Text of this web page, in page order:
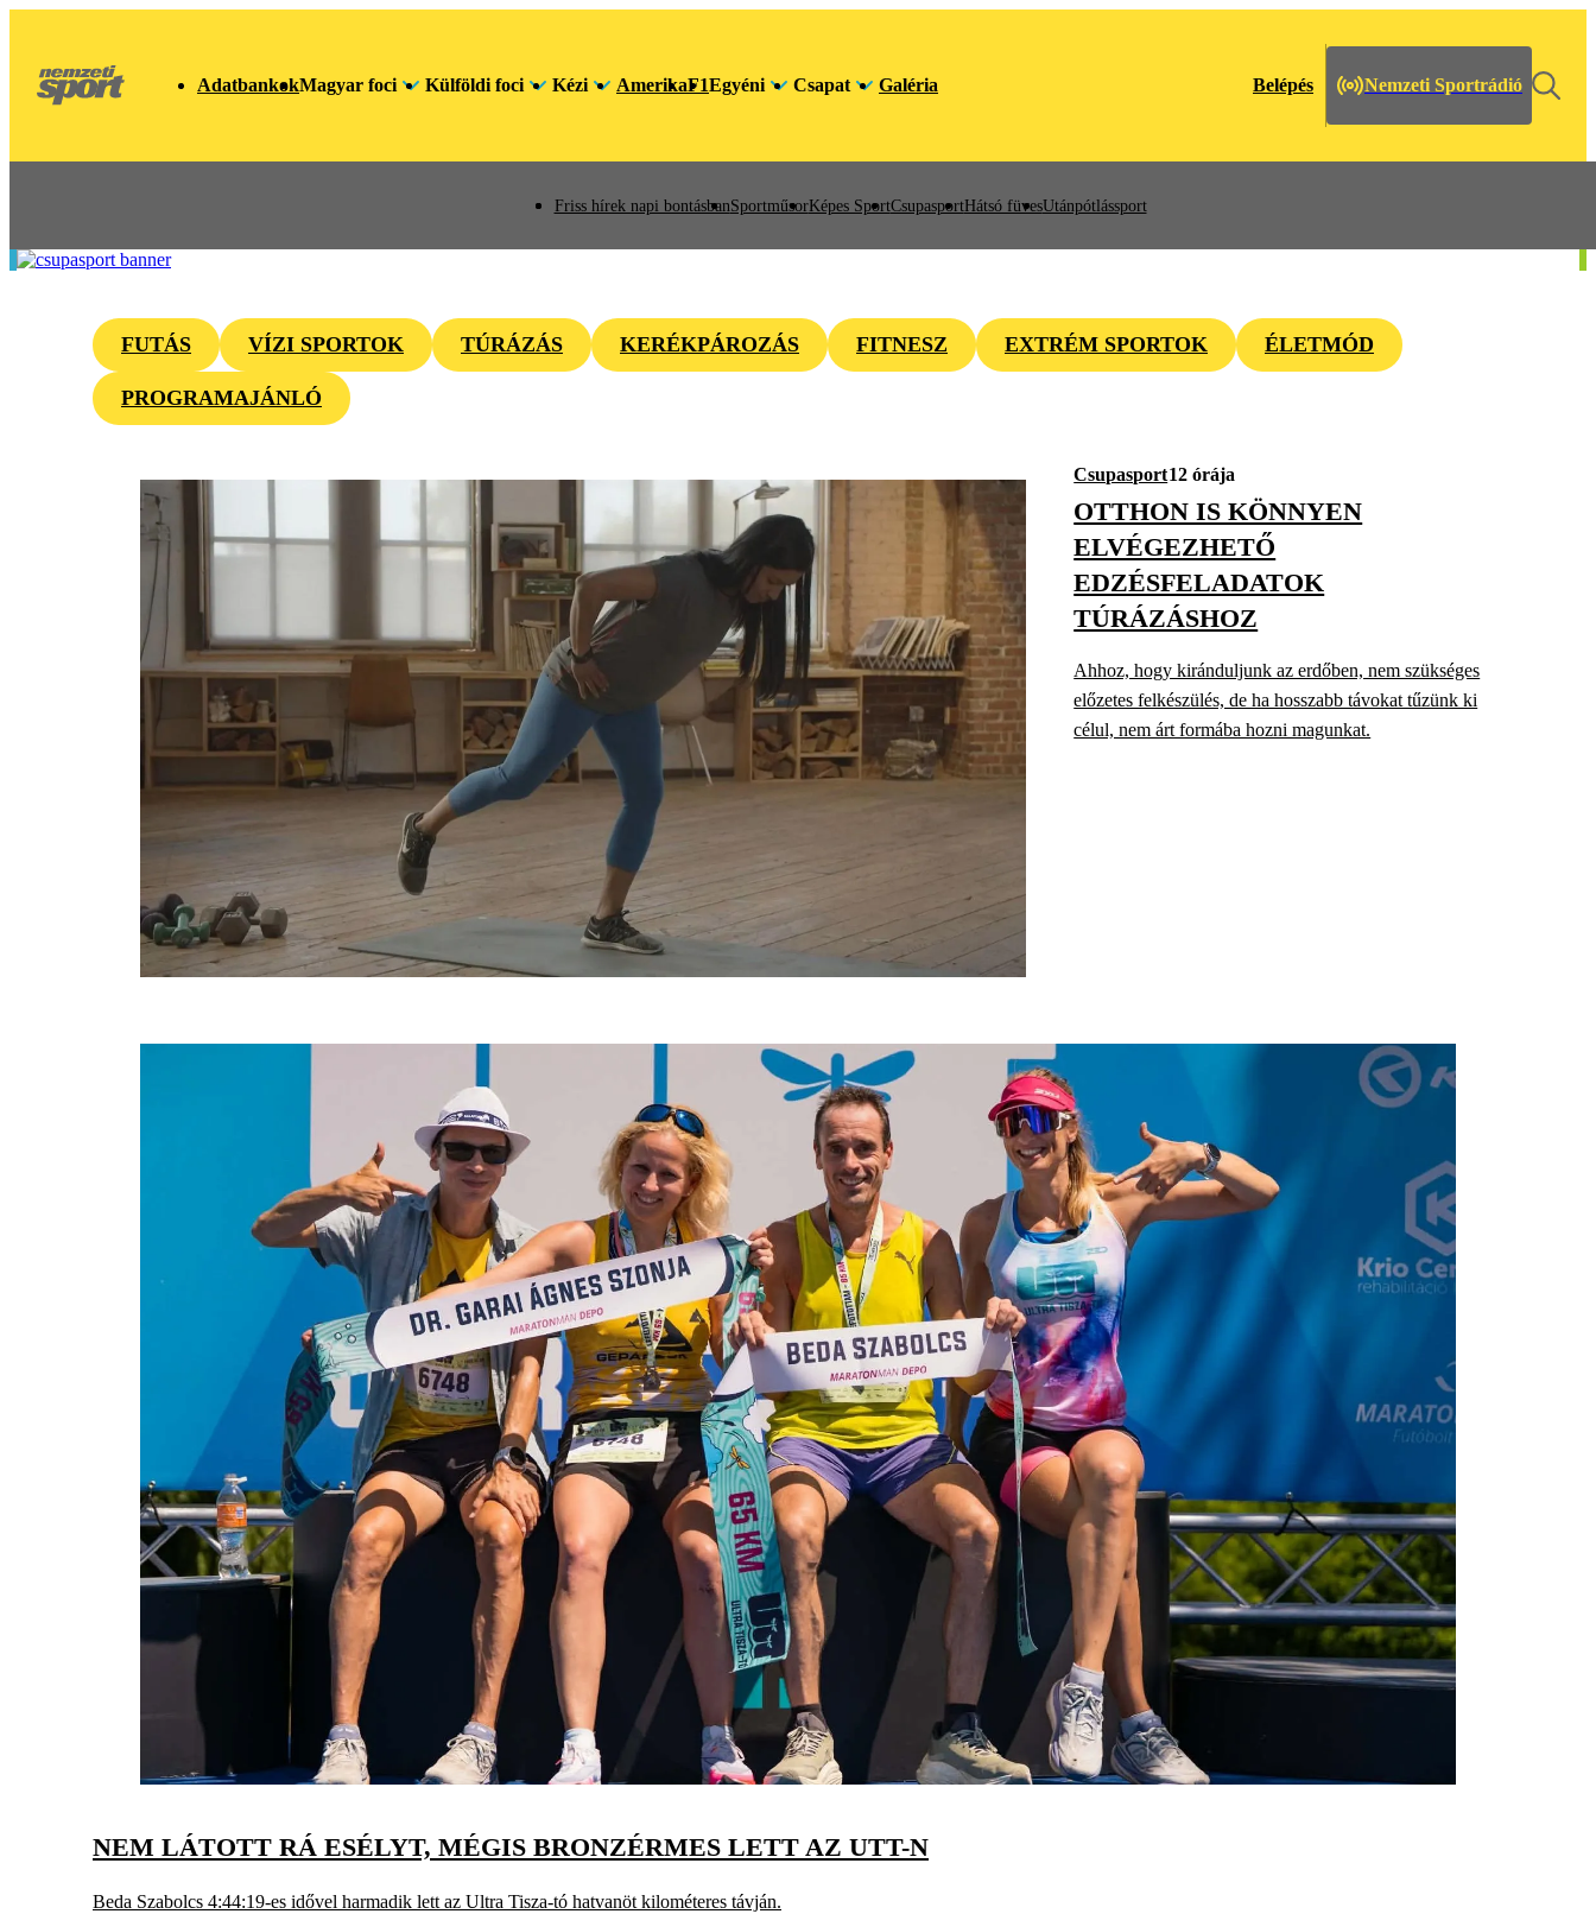
AdatbankokMagyar foci Külföldi foci Kézi AmerikaF1Egyéni Csapat Galéria Belépés Nemzeti Sportrádió
Friss hírek napi bontásbanSportműsorKépes SportCsupasportHátsó füvesUtánpótlássport
FUTÁS VÍZI SPORTOK TÚRÁZÁS KERÉKPÁROZÁS FITNESZ EXTRÉM SPORTOK ÉLETMÓD
PROGRAMAJÁNLÓ
Csupasport12 órája
OTTHON IS KÖNNYEN
ELVÉGEZHETŐ
EDZÉSFELADATOK
TÚRÁZÁSHOZ
Ahhoz, hogy kiránduljunk az erdőben, nem szükséges
előzetes felkészülés, de ha hosszabb távokat tűzünk ki
célul, nem árt formába hozni magunkat.
NEM LÁTOTT RÁ ESÉLYT, MÉGIS BRONZÉRMES LETT AZ UTT-N
Beda Szabolcs 4:44:19-es idővel harmadik lett az Ultra Tisza-tó hatvanöt kilométeres távján.